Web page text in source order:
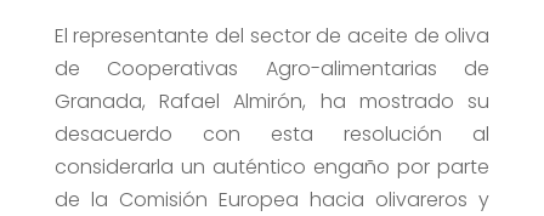
El representante del sector de aceite de oliva
de Cooperativas Agro-alimentarias de
Granada, Rafael Almirón, ha mostrado su
desacuerdo con esta resolución al
considerarla un auténtico engaño por parte
de la Comisión Europea hacia olivareros y